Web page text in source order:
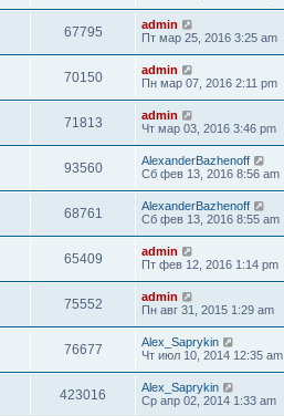
67795
admin
Пт мар 25, 2016 3:25 am
70150
admin
Пн мар 07, 2016 2:11 pm
71813
admin
Чт мар 03, 2016 3:46 pm
93560
AlexanderBazhenoff
Сб фев 13, 2016 8:56 am
68761
AlexanderBazhenoff
Сб фев 13, 2016 8:55 am
65409
admin
Пт фев 12, 2016 1:14 pm
75552
admin
Пн авг 31, 2015 1:29 am
76677
Alex_Saprykin
Чт июл 10, 2014 12:35 am
423016
Alex_Saprykin
Ср апр 02, 2014 1:33 am